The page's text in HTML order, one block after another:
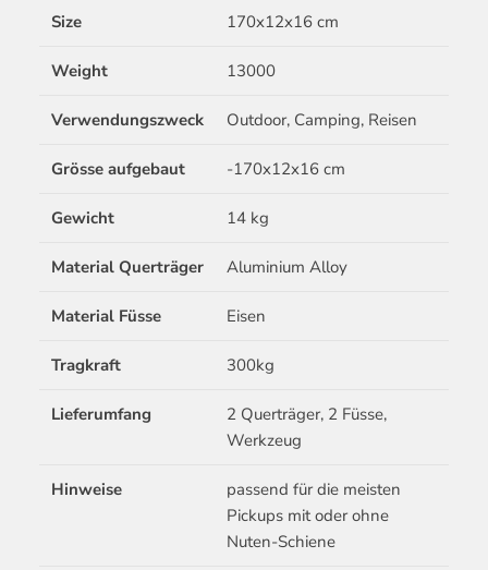
Size 170x12x16 cm
Weight 13000
Verwendungszweck Outdoor, Camping, Reisen
Grösse aufgebaut -170x12x16 cm
Gewicht 14 kg
Material Querträger Aluminium Alloy
Material Füsse Eisen
Tragkraft 300kg
Lieferumfang
2 Querträger, 2 Füsse,
Werkzeug
Hinweise
passend für die meisten
Pickups mit oder ohne
Nuten-Schiene